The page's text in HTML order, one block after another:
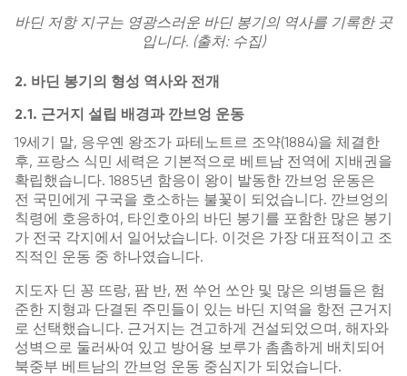
바딘 저항 지구는 영광스러운 바딘 봉기의 역사를 기록한 곳
입니다. (출처: 수집)
2. 바딘 봉기의 형성 역사와 전개
2.1. 근거지 설립 배경과 깐브엉 운동
19세기 말, 응우옌 왕조가 파테노트르 조약(1884)을 체결한
후, 프랑스 식민 세력은 기본적으로 베트남 전역에 지배권을
확립했습니다. 1885년 함응이 왕이 발동한 깐브엉 운동은
전 국민에게 구국을 호소하는 불꽃이 되었습니다. 깐브엉의
칙령에 호응하여, 타인호아의 바딘 봉기를 포함한 많은 봉기
가 전국 각지에서 일어났습니다. 이것은 가장 대표적이고 조
직적인 운동 중 하나였습니다.
지도자 딘 꽁 뜨랑, 팜 반, 쩐 쑤언 쏘안 및 많은 의병들은 험
준한 지형과 단결된 주민들이 있는 바딘 지역을 항전 근거지
로 선택했습니다. 근거지는 견고하게 건설되었으며, 해자와
성벽으로 둘러싸여 있고 방어용 보루가 촘촘하게 배치되어
북중부 베트남의 깐브엉 운동 중심지가 되었습니다.